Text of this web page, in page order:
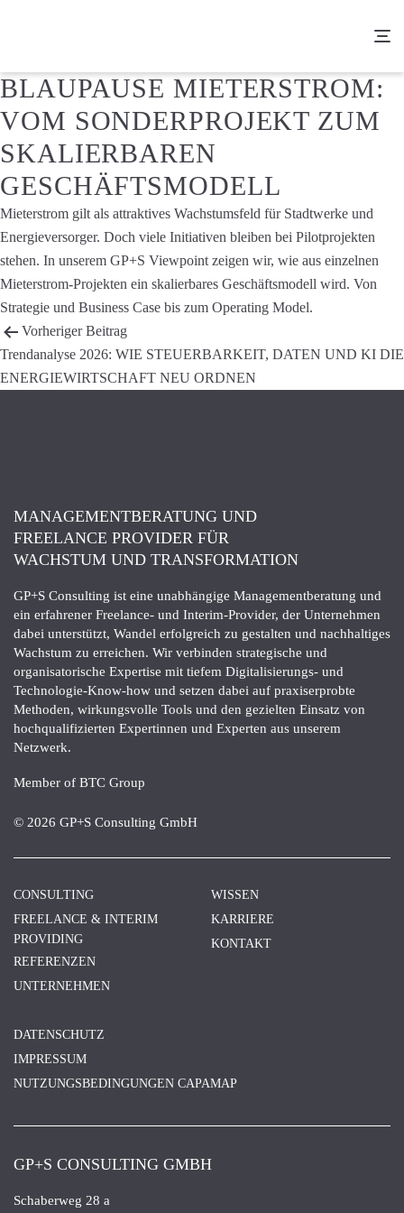
BLAUPAUSE MIETERSTROM:
VOM SONDERPROJEKT ZUM
SKALIERBAREN
GESCHÄFTSMODELL
Mieterstrom gilt als attraktives Wachstumsfeld für Stadtwerke und
Energieversorger. Doch viele Initiativen bleiben bei Pilotprojekten
stehen. In unserem GP+S Viewpoint zeigen wir, wie aus einzelnen
Mieterstrom-Projekten ein skalierbares Geschäftsmodell wird. Von
Strategie und Business Case bis zum Operating Model.
BEITRAGS-
NAVIGATION
Vorheriger Beitrag
Trendanalyse 2026: WIE STEUERBARKEIT, DATEN UND KI DIE
ENERGIEWIRTSCHAFT NEU ORDNEN
MANAGEMENTBERATUNG UND
FREELANCE PROVIDER FÜR
WACHSTUM UND TRANSFORMATION
GP+S Consulting ist eine unabhängige Managementberatung und
ein erfahrener Freelance- und Interim-Provider, der Unternehmen
dabei unterstützt, Wandel erfolgreich zu gestalten und nachhaltiges
Wachstum zu erreichen. Wir verbinden strategische und
organisatorische Expertise mit tiefem Digitalisierungs- und
Technologie-Know-how und setzen dabei auf praxiserprobte
Methoden, wirkungsvolle Tools und den gezielten Einsatz von
hochqualifizierten Expertinnen und Experten aus unserem
Netzwerk.
Member of BTC Group
© 2026 GP+S Consulting GmbH
CONSULTING
FREELANCE & INTERIM
PROVIDING
REFERENZEN
UNTERNEHMEN
WISSEN
KARRIERE
KONTAKT
DATENSCHUTZ
IMPRESSUM
NUTZUNGSBEDINGUNGEN CAPAMAP
GP+S CONSULTING GMBH
Schaberweg 28 a